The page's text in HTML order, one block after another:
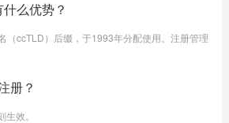
么优势？
（ccTLD）后缀，于1993年分配使用。注册管理
册？
效。